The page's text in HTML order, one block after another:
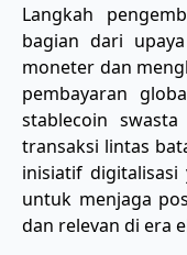
Langkah
bagian dari
moneter dan
pembayaran
stablecoin
transaksi lintas
inisiatif digitalisasi
untuk menjaga
dan relevan di era